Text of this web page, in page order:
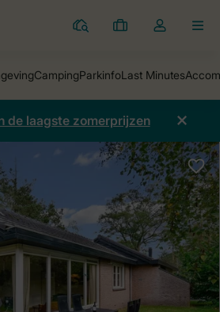
Parken
Mijn
Open
mijn
account
de laagste zomerprijzen